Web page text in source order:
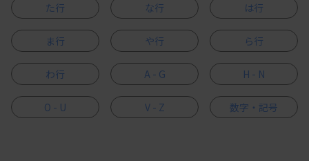
た行 な行 は行
ま行 や行 ら行
わ行 A - G H - N
O - U V - Z 数字・記号